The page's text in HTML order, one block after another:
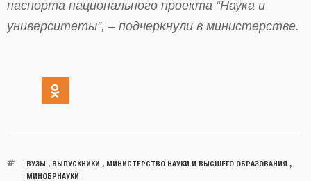
паспорта национального проекта “Наука и
университеты”, – подчеркнули в министерстве.
ВУЗЫ , ВЫПУСКНИКИ , МИНИСТЕРСТВО НАУКИ И ВЫСШЕГО ОБРАЗОВАНИЯ ,
МИНОБРНАУКИ